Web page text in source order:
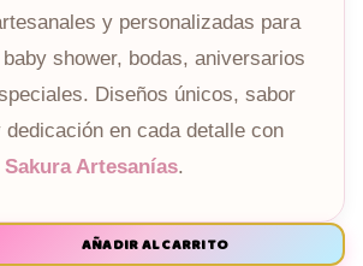
y personalizadas para
shower, bodas, aniversarios
Diseños únicos, sabor
en cada detalle con
Sakura Artesanías.
AÑADIR AL CARRITO